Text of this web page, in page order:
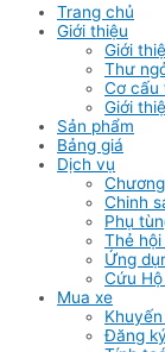
Trang chủ
Giới thiệu
Giới
Thư
Cơ cấu
Giới
Sản phẩm
Bảng giá
Dịch vụ
Chinh
Phụ
Thẻ
Ứng
Cứu
Mua xe
Đăng